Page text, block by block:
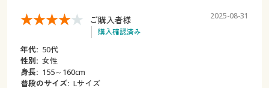
ご購入者様
購入確認済み
2025-08-31
年代: 50代
性別: 女性
身長: 155～160cm
普段のサイズ: Lサイズ